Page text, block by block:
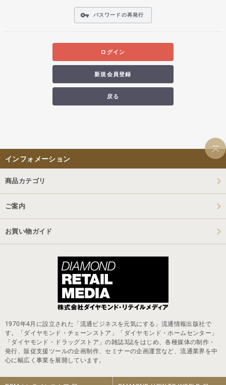
vpn_key パスワードの再発行
ログイン
新規会員登録
戻る
インフォメーション
商品カテゴリ
ご案内
お買い物ガイド
1970年4月に設立された「流通ビジネスを元気にする」流通情報出版社で
す。「ダイヤモンド・チェーンストア」「ダイヤモンド・ホームセンター」
「ダイヤモンド・ドラッグストア」の雑誌3誌をはじめ、各種媒体の制作・
発行、販促支援ツールの企画制作、セミナーの企画運営など、流通業界を中
心に幅広く事業を展開しています。